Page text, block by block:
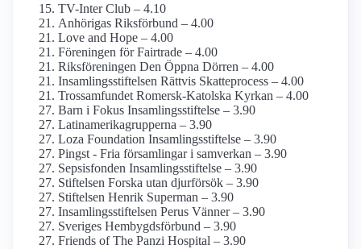
TV-Inter Club – 4.10
Anhörigas Riksförbund – 4.00
Love and Hope – 4.00
Föreningen för Fairtrade – 4.00
Riksföreningen Den Öppna Dörren – 4.00
Insamlings­stiftelsen Rättvis Skatteprocess – 4.00
Trossamfundet Romersk-Katolska Kyrkan – 4.00
Barn i Fokus Insamlings­stiftelse – 3.90
Latinamerika­grupperna – 3.90
Loza Foundation Insamlings­stiftelse – 3.90
Pingst - Fria församlingar i samverkan – 3.90
Sepsisfonden Insamlings­stiftelse – 3.90
Stiftelsen Forska utan djurförsök – 3.90
Stiftelsen Henrik Superman – 3.90
Insamlings­stiftelsen Perus Vänner – 3.90
Sveriges Hembygds­förbund – 3.90
Friends of The Panzi Hospital – 3.90